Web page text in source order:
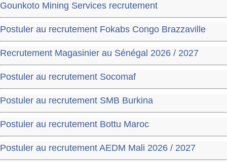
Gounkoto Mining Services recrutement
Postuler au recrutement Fokabs Congo Brazzaville
Recrutement Magasinier au Sénégal 2026 / 2027
Postuler au recrutement Socomaf
Postuler au recrutement SMB Burkina
Postuler au recrutement Bottu Maroc
Postuler au recrutement AEDM Mali 2026 / 2027